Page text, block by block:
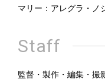
マリー：アレグラ・ノ
Staff
監督・製作・編集・撮